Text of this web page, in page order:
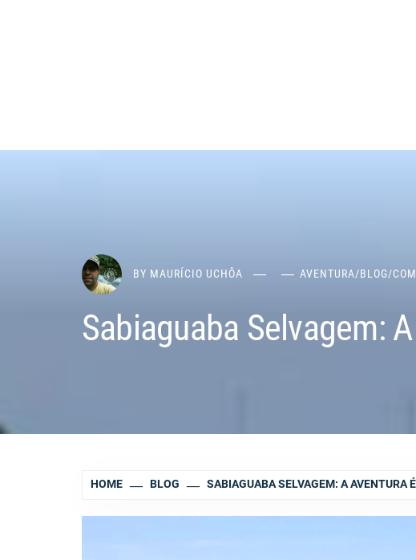
BY MAURÍCIO UCHÔA AVENTURA/BLOG/
Sabiaguaba Selvagem:
HOME BLOG SABIAGUABA SELVAGEM: A AVENTURA